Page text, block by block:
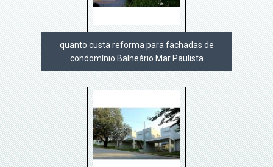
quanto custa reforma para fachadas de
condomínio Balneário Mar Paulista